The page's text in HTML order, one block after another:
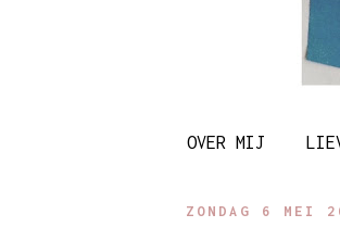
OVER MIJ
ZONDAG 6 MEI